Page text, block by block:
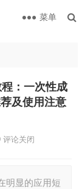
菜单
：一次性成
及使用注意
评论关闭
明显的应用短